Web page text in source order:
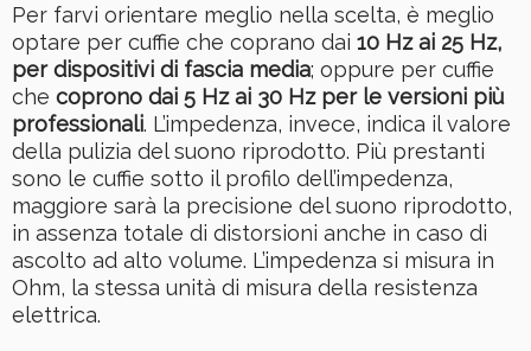
Per farvi orientare meglio nella scelta, è meglio
optare per cuffie che coprano dai 10 Hz ai 25 Hz,
per dispositivi di fascia media; oppure per cuffie
che coprono dai 5 Hz ai 30 Hz per le versioni più
professionali. L’impedenza, invece, indica il valore
della pulizia del suono riprodotto. Più prestanti
sono le cuffie sotto il profilo dell’impedenza,
maggiore sarà la precisione del suono riprodotto,
in assenza totale di distorsioni anche in caso di
ascolto ad alto volume. L’impedenza si misura in
Ohm, la stessa unità di misura della resistenza
elettrica.